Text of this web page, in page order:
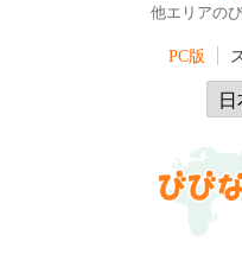
他エリアの
PC版